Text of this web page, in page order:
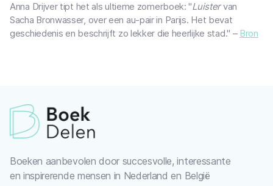
Anna Drijver tipt het als ultieme zomerboek: "Luistervan
Sacha Bronwasser, over een au-pair in Parijs. Het bevat
geschiedenis en beschrijft zo lekker die heerlijke stad." – Bron
Boeken aanbevolen door succesvolle, interessante
en inspirerende mensen in Nederland en België